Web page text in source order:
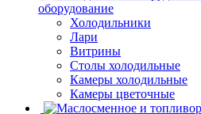
оборудование
Холодильники
Лари
Витрины
Столы холодильные
Камеры холодильные
Камеры цветочные